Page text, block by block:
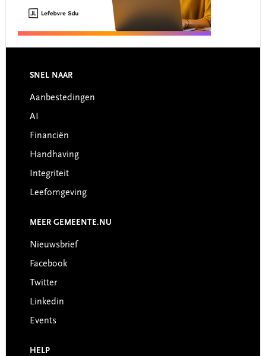
Footer
SNEL NAAR
Aanbestedingen
AI
Financiën
Handhaving
Integriteit
Leefomgeving
MEER GEMEENTE.NU
Nieuwsbrief
Facebook
Twitter
Linkedin
Events
HELP